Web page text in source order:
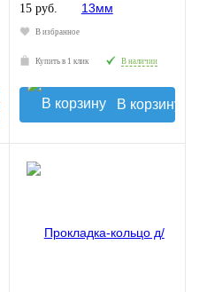
15 руб.
В избранное
Купить в 1 клик В наличии
В корзину